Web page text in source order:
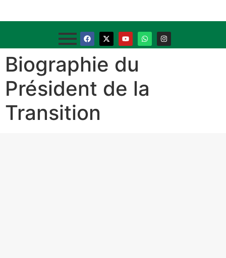
Biographie du
Président de la
Transition